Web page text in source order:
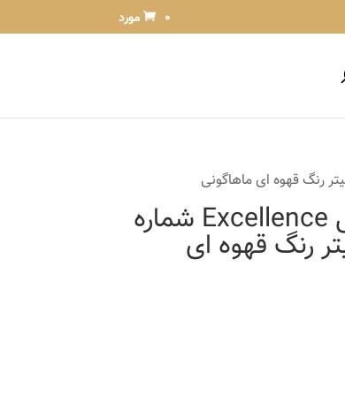
0 مورد
کیت رنگ مو لورآل مدل Excellence شماره
لیتر رنگ قهوه ای